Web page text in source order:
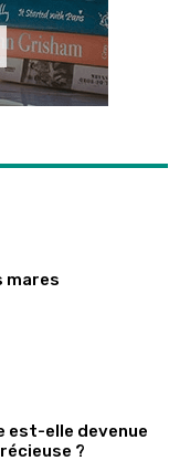
mares
est-elle devenue
?